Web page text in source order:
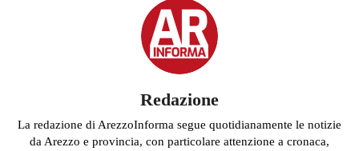
Redazione
La redazione di ArezzoInforma segue quotidianamente le notizie
da Arezzo e provincia, con particolare attenzione a cronaca,